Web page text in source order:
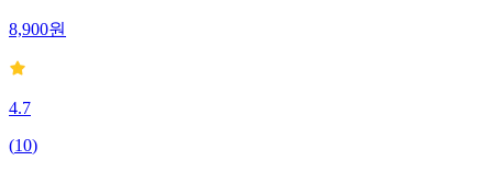
8,900원
4.7
(10)